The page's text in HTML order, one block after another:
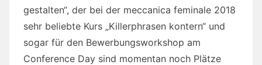
gestalten“, der bei der meccanica feminale 2018
sehr beliebte Kurs „Killerphrasen kontern“ und
sogar für den Bewerbungsworkshop am
Conference Day sind momentan noch Plätze